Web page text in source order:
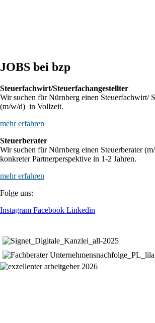
JOBS bei bzp
Steuerfachwirt/Steuerfachangestellter
Wir suchen für Nürnberg einen Steuerfachwirt/
(m/w/d) in Vollzeit.
mehr erfahren
Steuerberater
Wir suchen für Nürnberg einen Steuerberater
konkreter Partnerperspektive in 1-2 Jahren.
mehr erfahren
Folge uns:
Instagram Facebook Linkedin